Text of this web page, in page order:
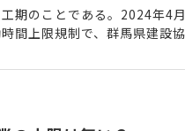
期のことである。2024年4
間上限規制で、群馬県建設
るという内容である。■書